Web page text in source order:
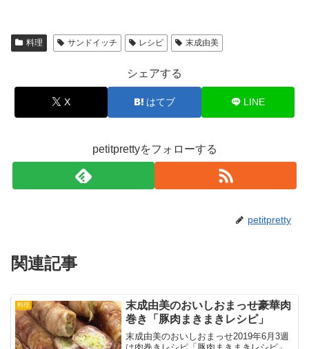
料理 サンドイッチ レシピ 末成由美
シェアする
X はてブ LINE
petitprettyをフォローする
petitpretty
関連記事
料理
末成由美のおいしおまっせ豪華肉
巻き「豚肉まきまきレシピ」
末成由美のおいしおまっせ2019年6月3週